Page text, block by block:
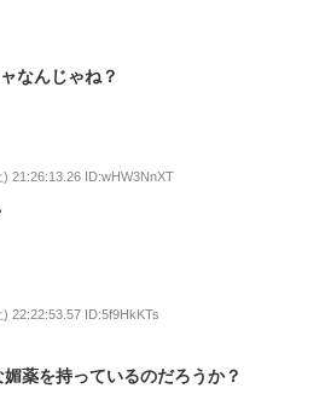
なんじゃね？
) 21:26:13.26 ID:wHW3NnXT
22:22:53.57 ID:5f9HkKTs
薬を持っているのだろうか？